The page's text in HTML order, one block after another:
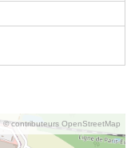
© contributeurs OpenStreetMap